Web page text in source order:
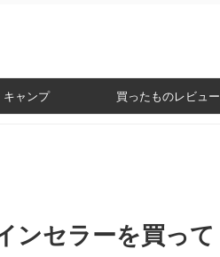
キャンプ 買ったものレビュー
ンセラーを買って